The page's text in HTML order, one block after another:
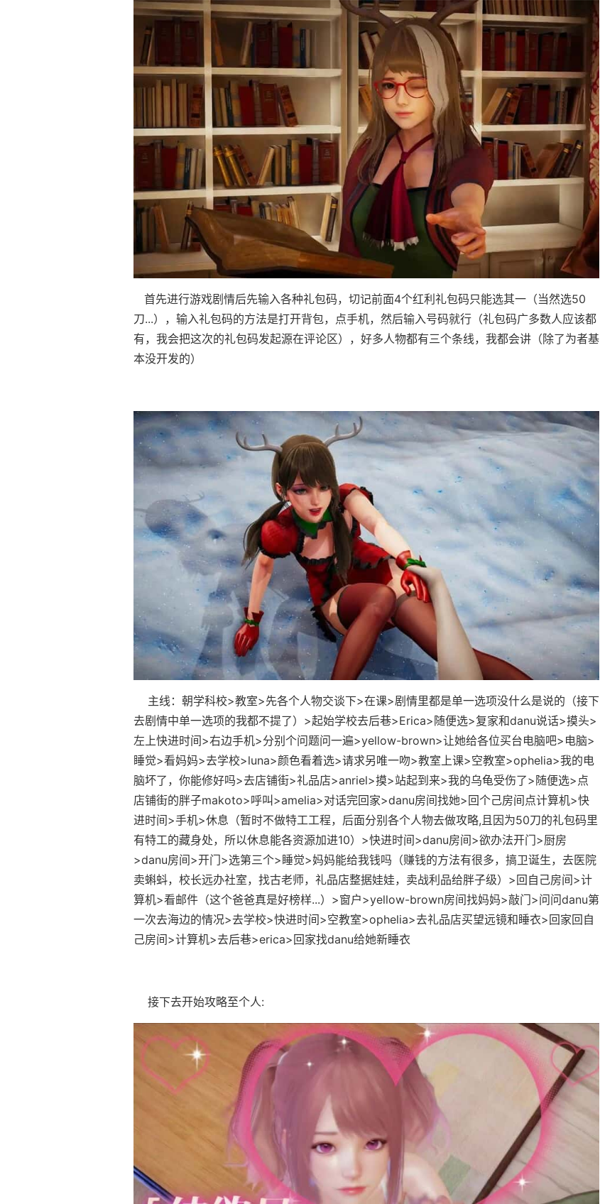
首先进行游戏剧情后先输入各种礼包码，切记前面4个红利礼包码只能选其一（当然选50
刀...），输入礼包码的方法是打开背包，点手机，然后输入号码就行（礼包码广多数人应该都
有，我会把这次的礼包码发起源在评论区），好多人物都有三个条线，我都会讲（除了为者基
本没开发的）
主线：朝学科校>教室>先各个人物交谈下>在课>剧情里都是单一选项没什么是说的（接下
去剧情中单一选项的我都不提了）>起始学校去后巷>Erica>随便选>复家和danu说话>摸头>
左上快进时间>右边手机>分别个问题问一遍>yellow-brown>让她给各位买台电脑吧>电脑>
睡觉>看妈妈>去学校>luna>颜色看着选>请求另唯一吻>教室上课>空教室>ophelia>我的电
脑坏了，你能修好吗>去店铺街>礼品店>anriel>摸>站起到来>我的乌龟受伤了>随便选>点
店铺街的胖子makoto>呼叫>amelia>对话完回家>danu房间找她>回个己房间点计算机>快
进时间>手机>休息（暂时不做特工工程，后面分别各个人物去做攻略,且因为50刀的礼包码里
有特工的藏身处，所以休息能各资源加进10）>快进时间>danu房间>欲办法开门>厨房
>danu房间>开门>选第三个>睡觉>妈妈能给我钱吗（赚钱的方法有很多，搞卫诞生，去医院
卖蝌蚪，校长远办社室，找古老师，礼品店整据娃娃，卖战利品给胖子级）>回自己房间>计
算机>看邮件（这个爸爸真是好榜样...）>窗户>yellow-brown房间找妈妈>敲门>问问danu第
一次去海边的情况>去学校>快进时间>空教室>ophelia>去礼品店买望远镜和睡衣>回家回自
己房间>计算机>去后巷>erica>回家找danu给她新睡衣
接下去开始攻略至个人: